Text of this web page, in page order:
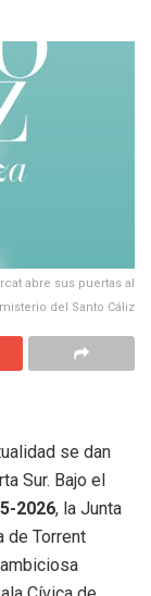
abre sus puertas al
misterio del Santo Cáliz
se dan
Sur. Bajo el
2026, la Junta
de Torrent